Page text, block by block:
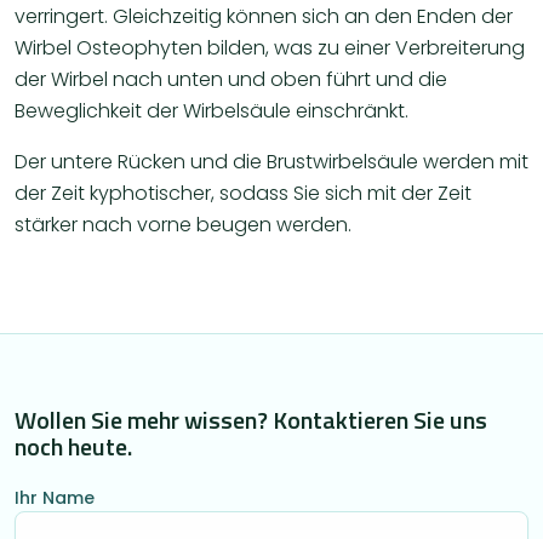
verringert. Gleichzeitig können sich an den Enden der
Wirbel Osteophyten bilden, was zu einer Verbreiterung
der Wirbel nach unten und oben führt und die
Beweglichkeit der Wirbelsäule einschränkt.
Der untere Rücken und die Brustwirbelsäule werden mit
der Zeit kyphotischer, sodass Sie sich mit der Zeit
stärker nach vorne beugen werden.
Wollen Sie mehr wissen? Kontaktieren Sie uns
noch heute.
Ihr Name